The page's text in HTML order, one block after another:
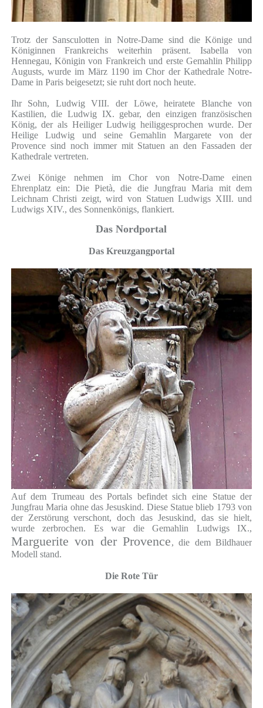
Trotz der Sansculotten in Notre-Dame sind die Könige und
Königinnen Frankreichs weiterhin präsent. Isabella von
Hennegau, Königin von Frankreich und erste Gemahlin Philipp
Augusts, wurde im März 1190 im Chor der Kathedrale Notre-
Dame in Paris beigesetzt; sie ruht dort noch heute.
Ihr Sohn, Ludwig VIII. der Löwe, heiratete Blanche von
Kastilien, die Ludwig IX. gebar, den einzigen französischen
König, der als Heiliger Ludwig heiliggesprochen wurde. Der
Heilige Ludwig und seine Gemahlin Margarete von der
Provence sind noch immer mit Statuen an den Fassaden der
Kathedrale vertreten.
Zwei Könige nehmen im Chor von Notre-Dame einen
Ehrenplatz ein: Die Pietà, die die Jungfrau Maria mit dem
Leichnam Christi zeigt, wird von Statuen Ludwigs XIII. und
Ludwigs XIV., des Sonnenkönigs, flankiert.
Das Nordportal
Das Kreuzgangportal
Auf dem Trumeau des Portals befindet sich eine Statue der
Jungfrau Maria ohne das Jesuskind. Diese Statue blieb 1793 von
der Zerstörung verschont, doch das Jesuskind, das sie hielt,
wurde zerbrochen. Es war die Gemahlin Ludwigs IX.,
Marguerite von der Provence, die dem Bildhauer
Modell stand.
Die Rote Tür